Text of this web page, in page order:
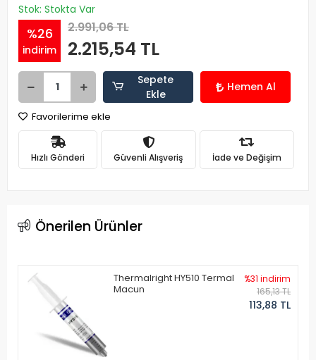
Stok: Stokta Var
%26
indirim
2.991,06 TL
2.215,54 TL
Sepete
Ekle
Hemen Al
Favorilerime ekle
Hızlı Gönderi Güvenli Alışveriş İade ve Değişim
Önerilen Ürünler
Thermalright HY510 Termal
Macun
%31 indirim
165,13 TL
113,88 TL